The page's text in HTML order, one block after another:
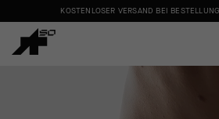
KOSTENLOSER VERSAND BEI